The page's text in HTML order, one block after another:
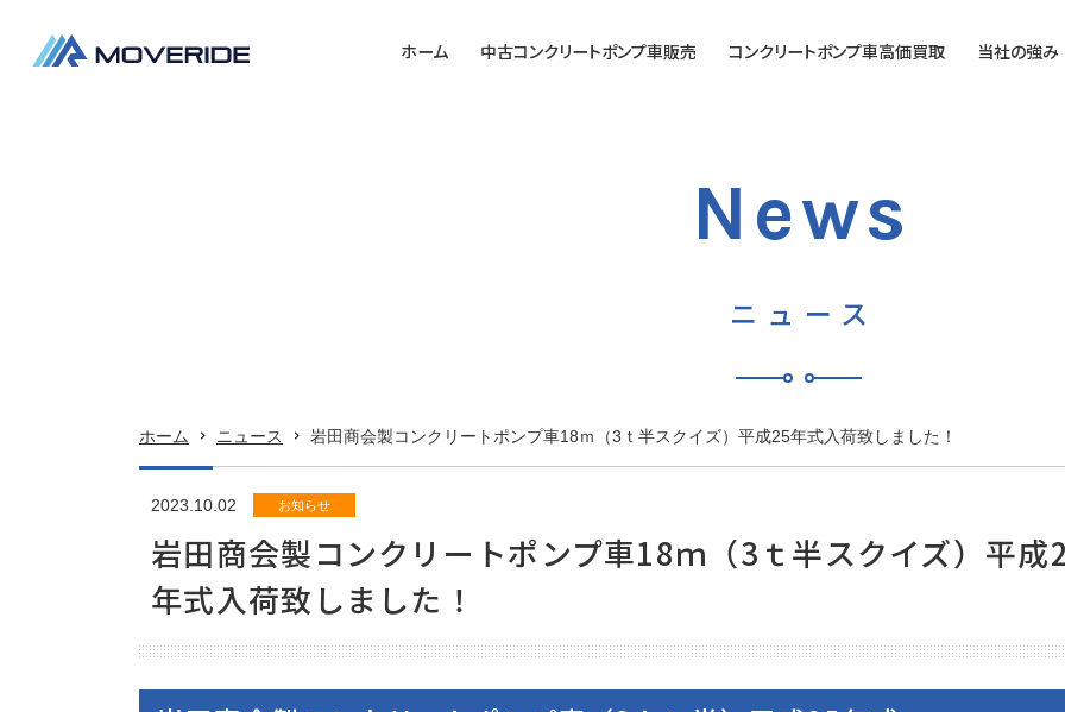
ホーム 中古コンクリートポンプ車販売 コンクリートポンプ車高価買取
高価買取人気機種【コン
クリートポンプ車】
当社の強み
News
ニュース
ホーム ニュース 岩田商会製コンクリートポンプ車18ｍ（3ｔ半スクイズ）平成25年式入荷致しました！
2023.10.02 お知らせ
岩田商会製コンクリートポンプ車18ｍ（3ｔ半スクイズ）平成
年式入荷致しました！